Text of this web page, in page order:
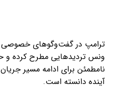
ترامپ در گفت‌وگوهای خصوصی
ونس تردیدهایی مطرح کرده و
نامطمئن برای ادامه مسیر
آینده دانسته است.